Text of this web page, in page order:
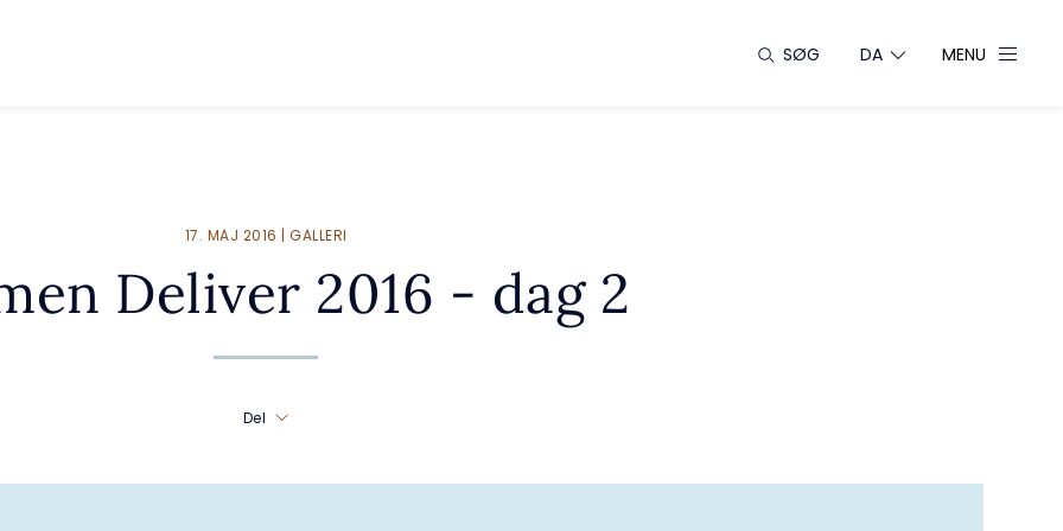
SØG DA MENU
17. MAJ 2016 | GALLERI
Deliver 2016 - dag 2
Del